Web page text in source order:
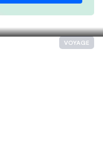
VOYAGE